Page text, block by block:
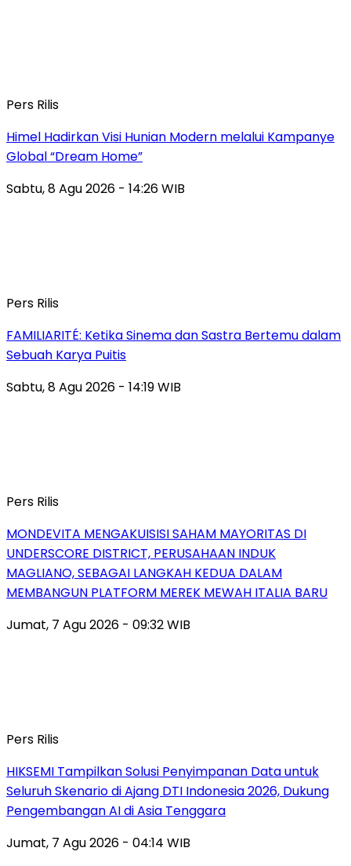
Pers Rilis
Himel Hadirkan Visi Hunian Modern melalui Kampanye
Global “Dream Home”
Sabtu, 8 Agu 2026 - 14:26 WIB
Pers Rilis
FAMILIARITÉ: Ketika Sinema dan Sastra Bertemu dalam
Sebuah Karya Puitis
Sabtu, 8 Agu 2026 - 14:19 WIB
Pers Rilis
MONDEVITA MENGAKUISISI SAHAM MAYORITAS DI
UNDERSCORE DISTRICT, PERUSAHAAN INDUK
MAGLIANO, SEBAGAI LANGKAH KEDUA DALAM
MEMBANGUN PLATFORM MEREK MEWAH ITALIA BARU
Jumat, 7 Agu 2026 - 09:32 WIB
Pers Rilis
HIKSEMI Tampilkan Solusi Penyimpanan Data untuk
Seluruh Skenario di Ajang DTI Indonesia 2026, Dukung
Pengembangan AI di Asia Tenggara
Jumat, 7 Agu 2026 - 04:14 WIB